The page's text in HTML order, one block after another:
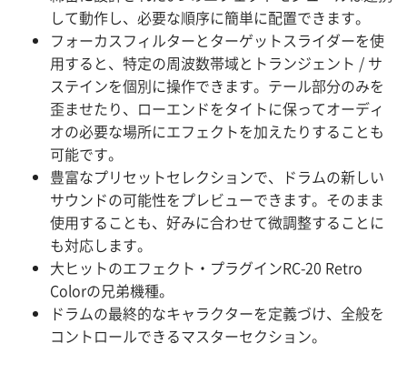
して動作し、必要な順序に簡単に配置できます。
フォーカスフィルターとターゲットスライダーを使
用すると、特定の周波数帯域とトランジェント / サ
ステインを個別に操作できます。テール部分のみを
歪ませたり、ローエンドをタイトに保ってオーディ
オの必要な場所にエフェクトを加えたりすることも
可能です。
豊富なプリセットセレクションで、ドラムの新しい
サウンドの可能性をプレビューできます。そのまま
使用することも、好みに合わせて微調整することに
も対応します。
大ヒットのエフェクト・プラグインRC-20 Retro
Colorの兄弟機種。
ドラムの最終的なキャラクターを定義づけ、全般を
コントロールできるマスターセクション。